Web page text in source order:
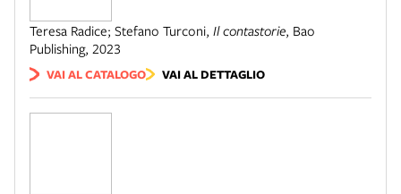
Teresa Radice; Stefano Turconi, Il contastorie, Bao
Publishing, 2023
VAI AL CATALOGO VAI AL DETTAGLIO